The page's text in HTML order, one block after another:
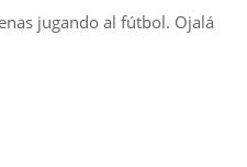
jugando al fútbol. Ojalá